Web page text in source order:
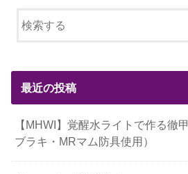
最近の投稿
【MHWI】覚醒水ライトで作る徹
ブラキ・MRマム防具使用）